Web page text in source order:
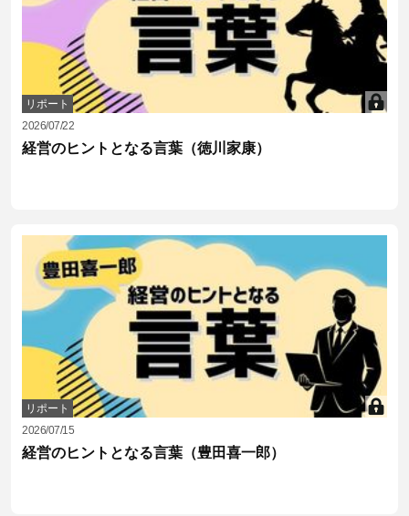
リポート
2026/07/22
経営のヒントとなる言葉（徳川家康）
リポート
2026/07/15
経営のヒントとなる言葉（豊田喜一郎）